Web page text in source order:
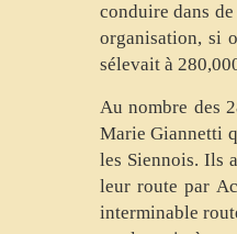
conduire dans
organisation, si
sélevait à
Au nombre des
Marie Giannetti
les Siennois. Ils
leur route par
interminable